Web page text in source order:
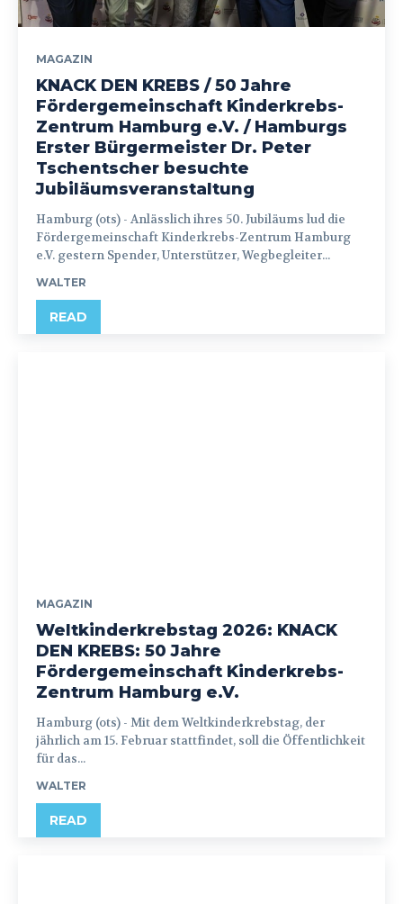
MAGAZIN
KNACK DEN KREBS / 50 Jahre
Fördergemeinschaft Kinderkrebs-
Zentrum Hamburg e.V. / Hamburgs
Erster Bürgermeister Dr. Peter
Tschentscher besuchte
Jubiläumsveranstaltung
Hamburg (ots) - Anlässlich ihres 50. Jubiläums lud die
Fördergemeinschaft Kinderkrebs-Zentrum Hamburg
e.V. gestern Spender, Unterstützer, Wegbegleiter...
WALTER
READ
MAGAZIN
Weltkinderkrebstag 2026: KNACK
DEN KREBS: 50 Jahre
Fördergemeinschaft Kinderkrebs-
Zentrum Hamburg e.V.
Hamburg (ots) - Mit dem Weltkinderkrebstag, der
jährlich am 15. Februar stattfindet, soll die Öffentlichkeit
für das...
WALTER
READ